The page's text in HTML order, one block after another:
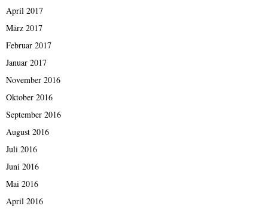
April 2017
März 2017
Februar 2017
Januar 2017
November 2016
Oktober 2016
September 2016
August 2016
Juli 2016
Juni 2016
Mai 2016
April 2016